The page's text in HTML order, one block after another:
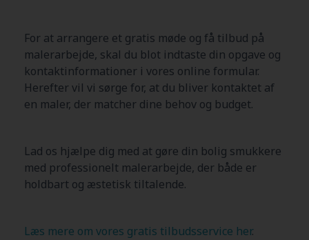
For at arrangere et gratis møde og få tilbud på
malerarbejde, skal du blot indtaste din opgave og
kontaktinformationer i vores online formular.
Herefter vil vi sørge for, at du bliver kontaktet af
en maler, der matcher dine behov og budget.
Lad os hjælpe dig med at gøre din bolig smukkere
med professionelt malerarbejde, der både er
holdbart og æstetisk tiltalende.
Læs mere om vores gratis tilbudsservice her.